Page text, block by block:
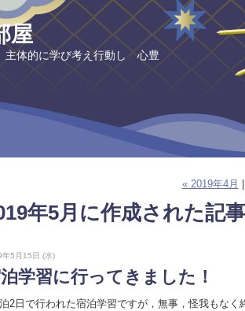
屋
体的に学び考え行動し 心豊
« 2019年4月
年5月に作成された記事
年5月15日 (水)
学習に行ってきました！
2日で行われた宿泊学習ですが，無事，怪我もな